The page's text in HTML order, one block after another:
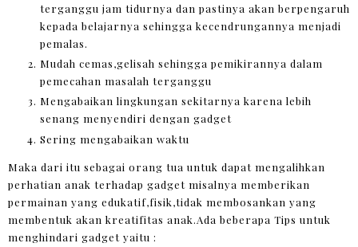
terganggu jam tidurnya dan pastinya akan berpengaruh
kepada belajarnya sehingga kecendrungannya menjadi
pemalas.
Mudah cemas,gelisah sehingga pemikirannya dalam
pemecahan masalah terganggu
Mengabaikan lingkungan sekitarnya karena lebih
senang menyendiri dengan gadget
Sering mengabaikan waktu
Maka dari itu sebagai orang tua untuk dapat mengalihkan
perhatian anak terhadap gadget misalnya memberikan
permainan yang edukatif,fisik,tidak membosankan yang
membentuk akan kreatifitas anak.Ada beberapa Tips untuk
menghindari gadget yaitu :